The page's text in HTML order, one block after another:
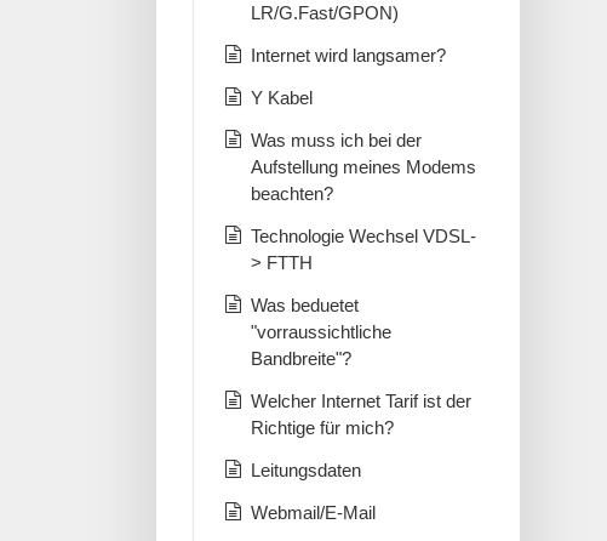
LR/G.Fast/GPON)
Internet wird langsamer?
Y Kabel
Was muss ich bei der
Aufstellung meines Modems
beachten?
Technologie Wechsel VDSL-
> FTTH
Was beduetet
"vorraussichtliche
Bandbreite"?
Welcher Internet Tarif ist der
Richtige für mich?
Leitungsdaten
Webmail/E-Mail